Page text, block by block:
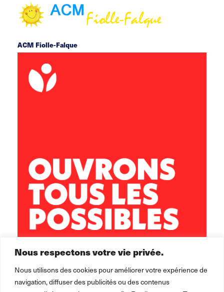
Nous respectons votre vie privée.
Nous utilisons des cookies pour améliorer votre expérience de
navigation, diffuser des publicités ou des contenus
ACM Fiolle-Falque
rue du docteur Fiolle 13006 Marseille
acm.fiollefalque@leolagrange.org
06 69 93 49 61